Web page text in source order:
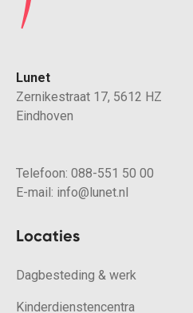
Lunet
Zernikestraat 17, 5612 HZ
Eindhoven
Telefoon: 088-551 50 00
E-mail: info@lunet.nl
Locaties
Dagbesteding & werk
Kinderdienstencentra